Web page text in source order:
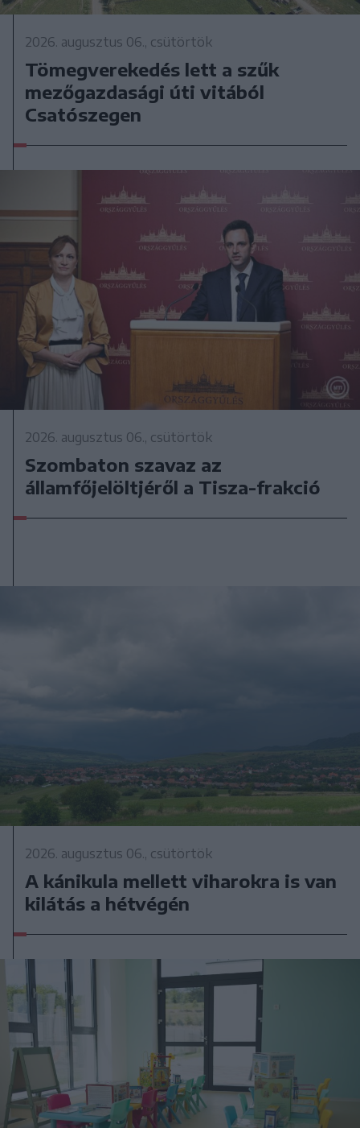
2026. augusztus 06., csütörtök
Tömegverekedés lett a szűk
mezőgazdasági úti vitából
Csatószegen
2026. augusztus 06., csütörtök
Szombaton szavaz az
államfőjelöltjéről a Tisza-frakció
2026. augusztus 06., csütörtök
A kánikula mellett viharokra is van
kilátás a hétvégén